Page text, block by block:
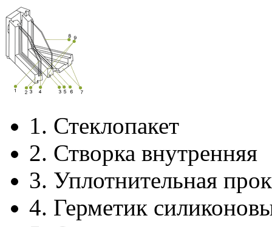
1. Стеклопакет
2. Створка внутренняя
3. Уплотнительная
4. Герметик